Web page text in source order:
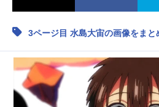
配信・Vtuber
最新記事一覧
アニメ記事一覧
3ページ目 水島大宙の画像をまと